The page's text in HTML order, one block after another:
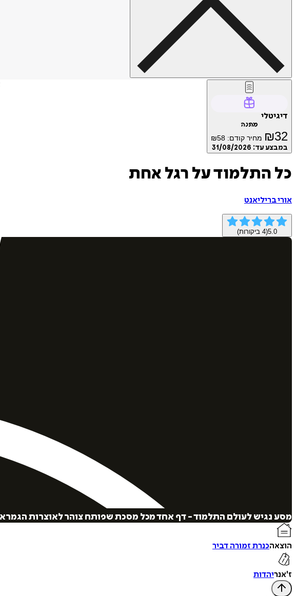
דיגיטלי
מתנה
₪32 מחיר קודם: ₪58
במבצע עד: 31/08/2026
הוספה
כל התלמוד על רגל אחת
אורי בריליאנט
5.0
(
4 ביקורות)
מסע נגיש לעולם התלמוד - דף אחד מכל מסכת שפותח צוהר לאוצרות
הוצאהכנרת זמורה דביר
ז'אנריהדות